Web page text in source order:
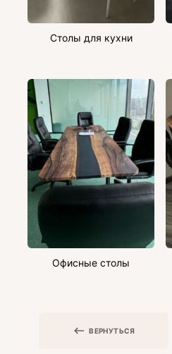
Столы для кухни
Офисные столы
ВЕРНУТЬСЯ